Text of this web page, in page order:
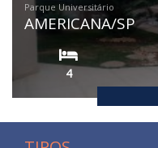
Parque Universitário
AMERICANA/SP
4